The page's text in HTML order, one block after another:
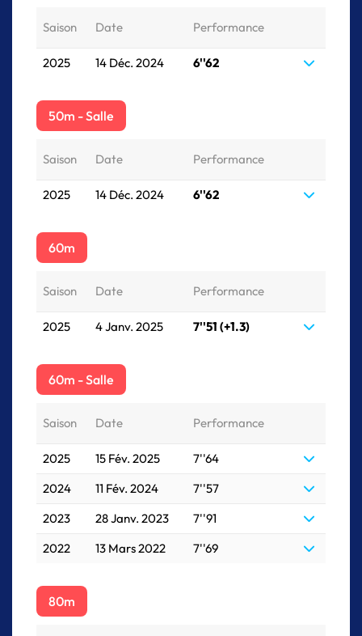
Saison Date Performance
2025 14 Déc. 2024 6''62
50m - Salle
Saison Date Performance
2025 14 Déc. 2024 6''62
60m
Saison Date Performance
2025 4 Janv. 2025 7''51 (+1.3)
60m - Salle
Saison Date Performance
2025 15 Fév. 2025
7''64
2024
11 Fév. 2024
7''57
2023
28 Janv. 2023
7''91
2022
13 Mars 2022 7''69
80m